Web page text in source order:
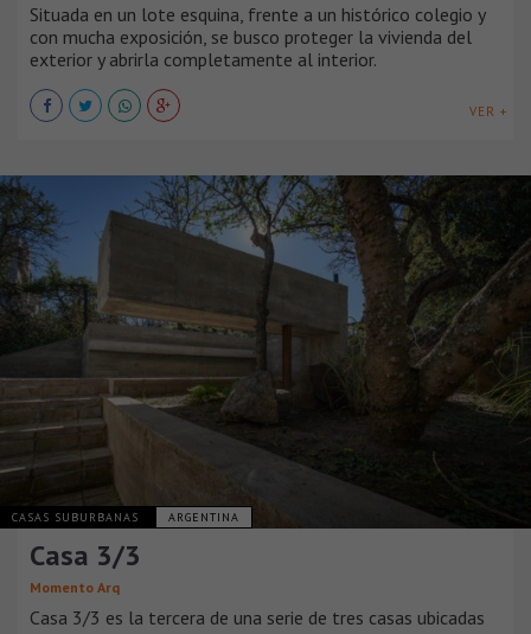
Situada en un lote esquina, frente a un histórico colegio y
con mucha exposición, se busco proteger la vivienda del
exterior y abrirla completamente al interior.
VER +
CASAS SUBURBANAS ARGENTINA
Casa 3/3
Momento Arq
Casa 3/3 es la tercera de una serie de tres casas ubicadas